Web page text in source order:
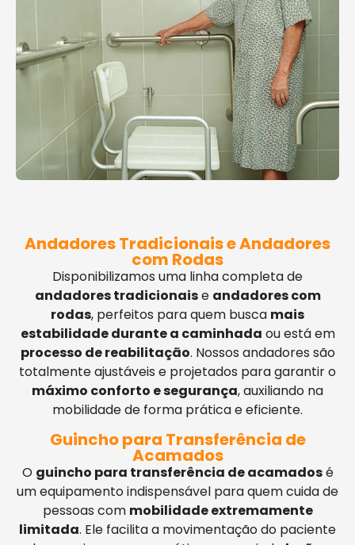
Andadores Tradicionais e Andadores
com Rodas
Disponibilizamos uma linha completa de
andadores tradicionaise andadores com
rodas, perfeitos para quem busca mais
estabilidade durante a caminhada ou está em
processo de reabilitação. Nossos andadores são
totalmente ajustáveis e projetados para garantir o
máximo conforto e segurança, auxiliando na
mobilidade de forma prática e eficiente.
Guincho para Transferência de
Acamados
O guincho para transferência de acamadosé
um equipamento indispensável para quem cuida de
pessoas com mobilidade extremamente
limitada. Ele facilita a movimentação do paciente